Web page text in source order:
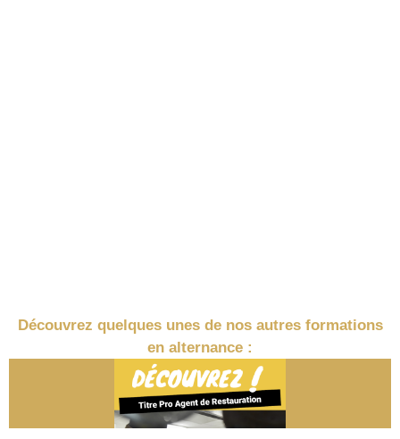
Découvrez quelques unes de nos autres formations
en alternance :